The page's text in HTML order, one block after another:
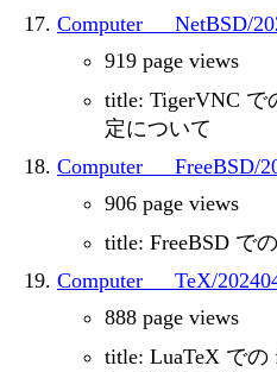
Computer___NetBSD/
919 page views
title: TigerVNC で
定について
Computer___FreeBSD/
906 page views
title: FreeBSD で
Computer___TeX/
888 page views
title: LuaTeX での